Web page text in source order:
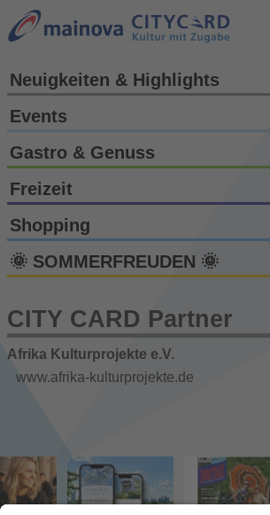
Neuigkeiten & Highlights
Events
Gastro & Genuss
Freizeit
Shopping
🌞 SOMMERFREUDEN 🌞
CITY CARD Partner
Afrika Kulturprojekte e.V.
www.afrika-kulturprojekte.de